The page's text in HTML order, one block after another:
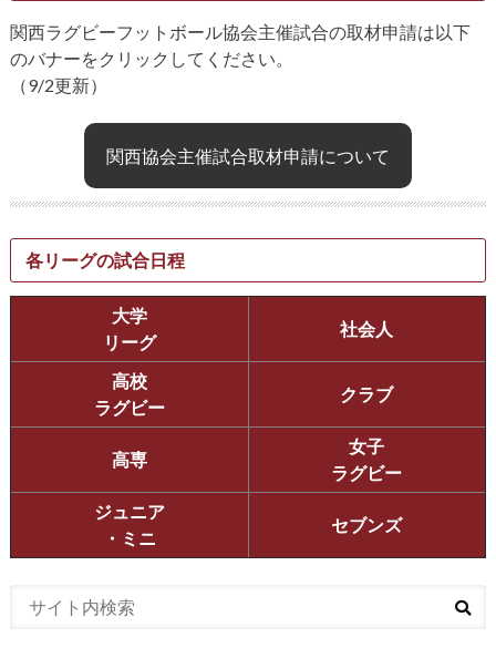
関西ラグビーフットボール協会主催試合の取材申請は以下
のバナーをクリックしてください。
（9/2更新）
関西協会主催試合取材申請について
各リーグの試合日程
大学
リーグ
社会人
高校
ラグビー
クラブ
高専
女子
ラグビー
ジュニア
・ミニ
セブンズ